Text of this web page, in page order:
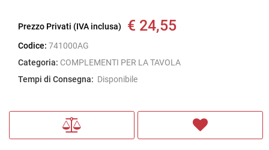
Prezzo Privati (IVA inclusa) € 24,55
Codice: 741000AG
Categoria: COMPLEMENTI PER LA TAVOLA
Tempi di Consegna: Disponibile